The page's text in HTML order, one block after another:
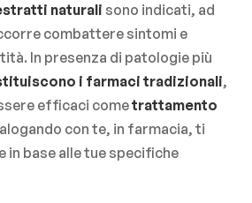
naturali sono indicati, ad
combattere sintomi e
In presenza di patologie più
i farmaci tradizionali,
efficaci cometrattamento
con te, in farmacia, ti
in base alle tue specifiche